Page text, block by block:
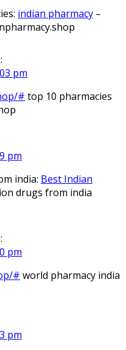
indian pharmacy –
pm
# top 10 pharmacies
pm
india: Best Indian
drugs from india
pm
# world pharmacy india
pm